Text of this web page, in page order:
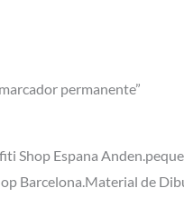
permanente”
Shop Espana
Barcelona.Material de